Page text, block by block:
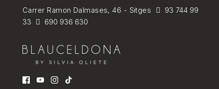
Carrer Ramon Dalmases, 46 - Sitges
93 744 99
33
690 936 630